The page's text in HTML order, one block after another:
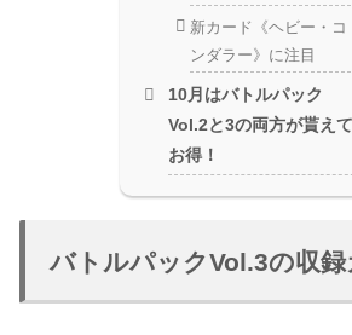
新カード《ヘビー・コ
ンダラー》に注目
10月はバトルパック
Vol.2と3の両方が貰えて
お得！
バトルパックVol.3の収録